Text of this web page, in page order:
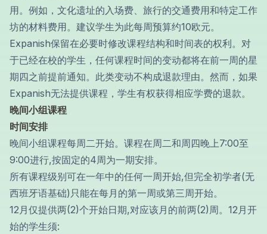
用。例如，文化遗址的入场费、旅行的交通费用和特定工作
坊的材料费用。建议学生为此每周预算约10欧元。
Expanish保留在必要时修改课程结构和时间表的权利。对
于已经在校的学生，任何课程时间的变动都将在前一周的星
期四之前提前通知。此类变动不构成退款理由。然而，如果
Expanish无法提供课程，学生有权获得相应学费的退款。
晚间小组课程
时间安排
晚间小组课程每周二开始。课程在周二和周四晚上7:00至
9:00进行,按固定的4周为一期安排。
所有课程级别可在一年中的任何一周开始,但完全初学者(无
西班牙语基础)只能在每月的第一周或第三周开始。
12月仅提供两(2)个开始日期,对应该月的前两(2)周。12月开
始的学生须: